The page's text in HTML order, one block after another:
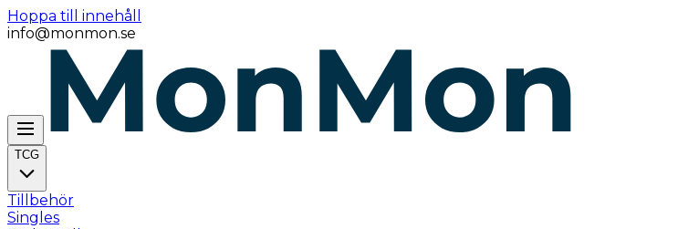
Hoppa till innehåll
info@monmon.se
TCG
Tillbehör
Singles